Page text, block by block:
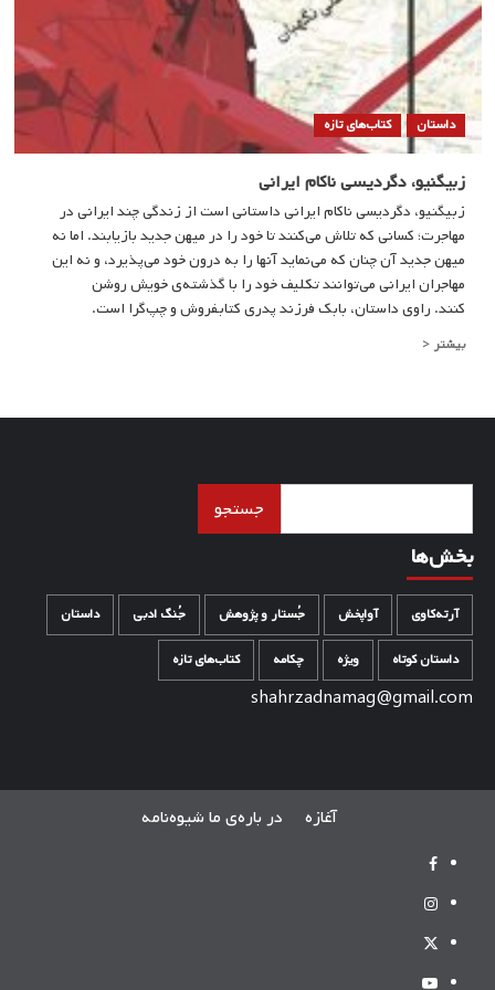
داستان کتاب‌های تازه
زبیگنیو، دگردیسی ناکام ایرانی
زبیگنیو، دگردیسی ناکام ایرانی داستانی است از زندگی چند ایرانی در
مهاجرت؛ کسانی که تلاش می‌کنند تا خود را در میهن جدید بازیابند. اما نه
میهن جدید آن چنان که می‌نماید آنها را به درون خود می‌پذیرد، و نه این
مهاجران ایرانی می‌توانند تکلیف خود را با گذشته‌ی خویش روشن
کنند. راوی داستان، بابک فرزند پدری کتابفروش و چپ‌گرا است.
بیشتر <
جستجو
بخش‌ها
آرته‌کاوی آواپخش جُستار و پژوهش جُنگ ادبی داستان
داستان کوتاه ویژه چکامه کتاب‌های تازه
shahrzadnamag@gmail.com
آغازه در باره‌ی ما شیوه‌نامه
[:fa]Facebook[:]
[:fa]Instagram[:]
[:fa]Twitter[:]
Youtube